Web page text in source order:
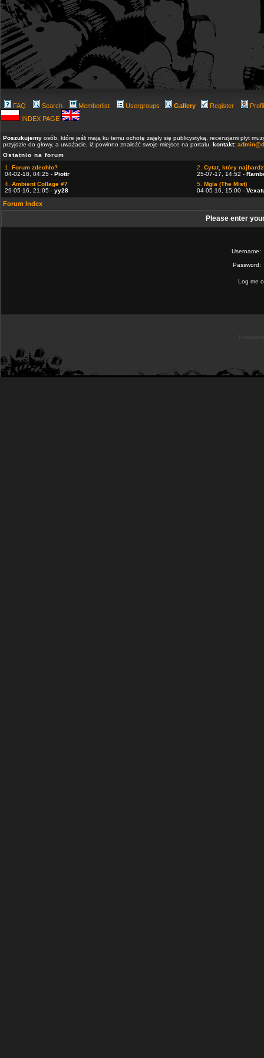
FAQ Search Memberlist Usergroups Gallery Register
INDEX PAGE
Poszukujemy osób, które jeśli mają ku temu ochotę zajęły się publicystyką, recenzjami płyt
przyjdzie do głowy, a uważacie, iż powinno znaleźć swoje miejsce na portalu. kontakt:
Ostatnio na forum
1. Forum zdechło?
04-02-18, 04:25 - Piottr
2. Cytat, który
25-07-17, 14:52 -
4. Ambient Collage #7
29-05-16, 21:05 - yy28
5. Mgla (The Mist)
04-05-16, 15:00 -
Forum Index
Please enter
Username:
Password:
Log me